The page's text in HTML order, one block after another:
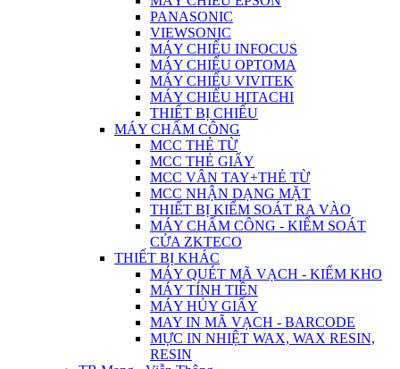
PANASONIC
VIEWSONIC
MÁY CHIẾU INFOCUS
MÁY CHIẾU OPTOMA
MÁY CHIẾU VIVITEK
MÁY CHIẾU HITACHI
THIẾT BỊ CHIẾU
MÁY CHẤM CÔNG
MCC THẺ TỪ
MCC THẺ GIẤY
MCC VÂN TAY+THẺ TỪ
MCC NHẬN DẠNG MẶT
THIẾT BỊ KIỂM SOÁT RA VÀO
MÁY CHẤM CÔNG - KIỂM SOÁT
CỬA ZKTECO
THIẾT BỊ KHÁC
MÁY QUÉT MÃ VẠCH - KIỂM KHO
MÁY TÍNH TIỀN
MÁY HỦY GIẤY
MAY IN MÃ VẠCH - BARCODE
MỰC IN NHIỆT WAX, WAX RESIN,
RESIN